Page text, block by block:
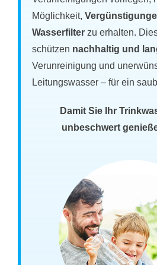
Möglichkeit,
Wasserfilter zu erhalten.
schützen nachhaltig und
Verunreinigung und
Leitungswasser – für ein
Damit Sie Ihr
unbeschwert